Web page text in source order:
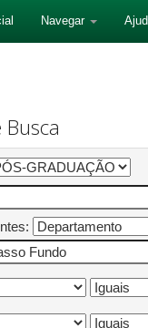
Navegar